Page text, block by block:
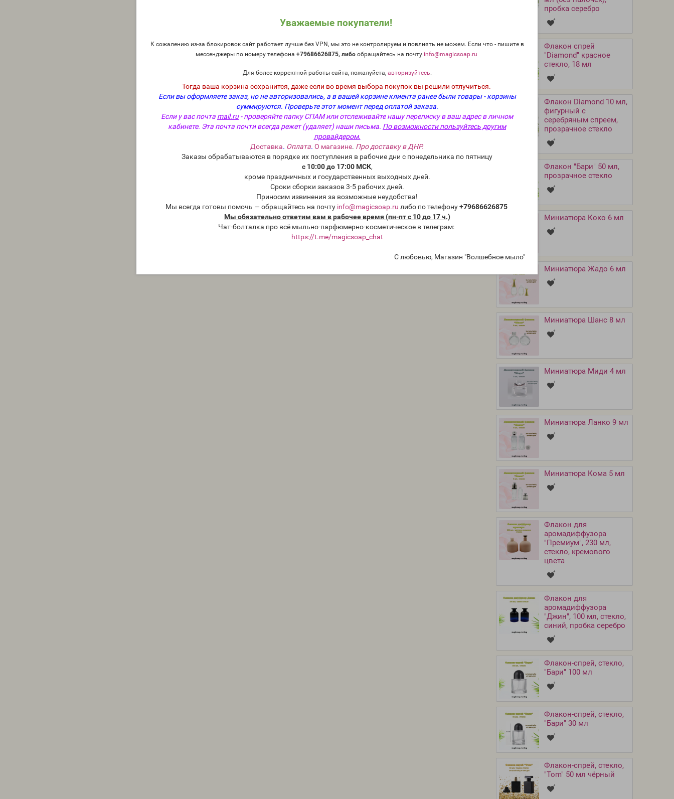
Уважаемые покупатели!
К сожалению из-за блокировок сайт работает лучше без VPN, мы это не контролируем и повлиять не можем. Если что - пишите в
мессенджеры по номеру телефона +79686626875, либо обращайтесь на почту info@magicsoap.ru
Для более корректной работы сайта, пожалуйста, авторизуйтесь.
Тогда ваша корзина сохранится, даже если во время выбора покупок вы решили отлучиться.
Если вы оформляете заказ, но не авторизовались, а в вашей корзине клиента ранее были товары - корзины
суммируются. Проверьте этот момент перед оплатой заказа.
Если у вас почта mail.ru- проверяйте папку СПАМ или отслеживайте нашу переписку в ваш адрес в личном
кабинете. Эта почта почти всегда режет (удаляет) наши письма. По возможности пользуйтесь другим
провайдером.
Доставка. Оплата. О магазине. Про доставку в ДНР.
Заказы обрабатываются в порядке их поступления в рабочие дни с понедельника по пятницу
с 10:00 до 17:00 МСК,
кроме праздничных и государственных выходных дней.
Сроки сборки заказов 3-5 рабочих дней.
Приносим извинения за возможные неудобства!
Мы всегда готовы помочь — обращайтесь на почту info@magicsoap.ru либо по телефону+79686626875
Мы обязательно ответим вам в рабочее время (пн-пт с 10 до 17 ч.)
Чат-болталка про всё мыльно-парфюмерно-косметическое в телеграм:
https://t.me/magicsoap_chat
С любовью, Магазин "Волшебное мыло"
пробка серебро
Флакон спрей
"Diamond" красное
стекло, 18 мл
Флакон Diamond 10 мл,
фигурный с
серебряным спреем,
прозрачное cтекло
Флакон "Бари" 50 мл,
прозрачное стекло
Миниатюра Коко 6 мл
Миниатюра Жадо 6 мл
Миниатюра Шанс 8 мл
Миниатюра Миди 4 мл
Миниатюра Ланко 9 мл
Миниатюра Кома 5 мл
Флакон для
аромадиффузора
"Премиум", 230 мл,
стекло, кремового
цвета
Флакон для
аромадиффузора
"Джин", 100 мл, стекло,
синий, пробка серебро
Флакон-спрей, стекло,
"Бари" 100 мл
Флакон-спрей, стекло,
"Бари" 30 мл
Флакон-спрей, стекло,
"Tom" 50 мл чёрный